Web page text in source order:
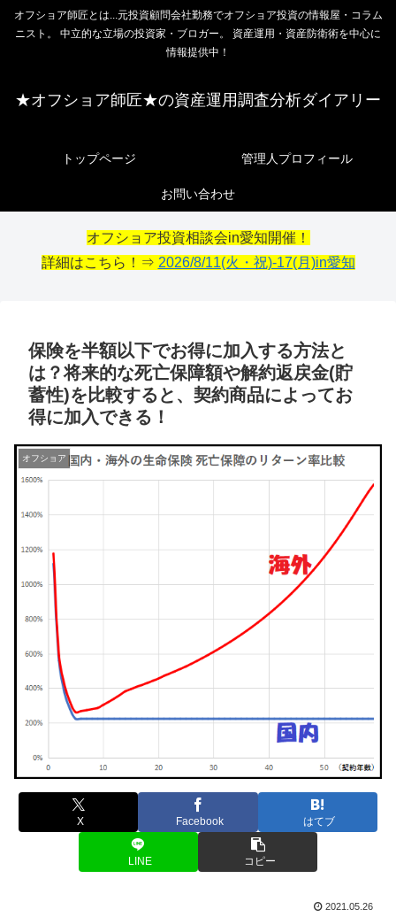
オフショア師匠とは...元投資顧問会社勤務でオフショア投資の情報屋・コラム
ニスト。 中立的な立場の投資家・ブロガー。 資産運用・資産防衛術を中心に
情報提供中！
★オフショア師匠★の資産運用調査分析ダイアリー
トップページ 管理人プロフィール
お問い合わせ
オフショア投資相談会in愛知開催！
詳細はこちら！⇒ 2026/8/11(火・祝)-17(月)in愛知
保険を半額以下でお得に加入する方法と
は？将来的な死亡保障額や解約返戻金(貯
蓄性)を比較すると、契約商品によってお
得に加入できる！
オフショア
X Facebook はてブ
LINE コピー
2021.05.26